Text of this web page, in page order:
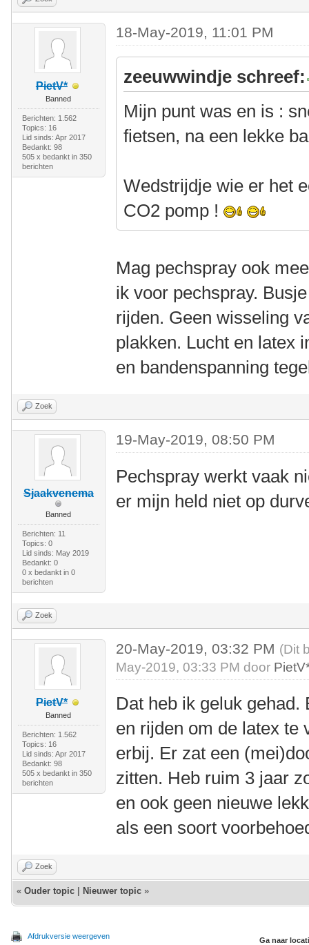
PietV*
Banned
Berichten: 1.562
Topics: 16
Lid sinds: Apr 2017
Bedankt: 98
505 x bedankt in 350
berichten
18-May-2019, 11:01 PM
zeeuwwindje schreef:
Mijn punt was en is :
fietsen, na een lekke
Wedstrijdje wie er het
CO2 pomp !
Mag pechspray ook
ik voor pechspray.
rijden. Geen wisseling
plakken. Lucht en latex
en bandenspanning
Zoek
Sjaakvenema
Banned
Berichten: 11
Topics: 0
Lid sinds: May 2019
Bedankt: 0
0 x bedankt in 0
berichten
19-May-2019, 08:50 PM
Pechspray werkt vaak
er mijn held niet op
Zoek
PietV*
Banned
Berichten: 1.562
Topics: 16
Lid sinds: Apr 2017
Bedankt: 98
505 x bedankt in 350
berichten
20-May-2019, 03:32 PM (Dit
May-2019, 03:33 PM door
Dat heb ik geluk
en rijden om de latex te
erbij. Er zat een
zitten. Heb ruim 3 jaar
en ook geen nieuwe
als een soort
Zoek
« Ouder topic Nieuwer topic »
Afdrukversie weergeven Ga naar